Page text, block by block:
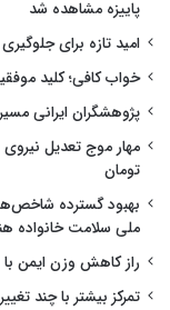
پاییزه مشاهده شد
امید تازه برای
خواب کافی؛ کلید
پژوهشگران ایرانی
تومان
بهبود گسترده
ملی سلامت خانواده
راز کاهش وزن ایمن
تمرکز بیشتر با چند